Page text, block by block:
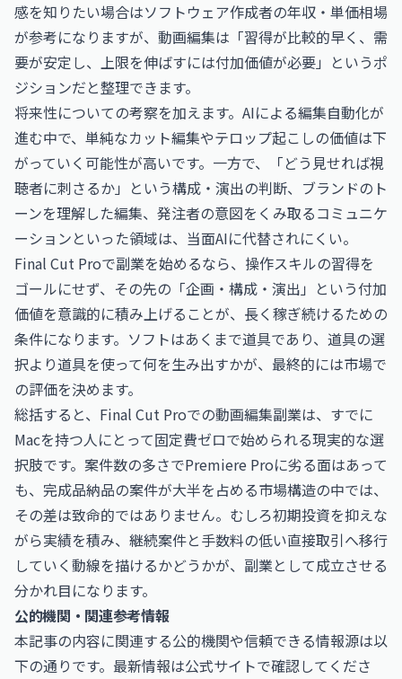
感を知りたい場合はソフトウェア作成者の年収・単価相場
が参考になりますが、動画編集は「習得が比較的早く、需
要が安定し、上限を伸ばすには付加価値が必要」というポ
ジションだと整理できます。
将来性についての考察を加えます。AIによる編集自動化が
進む中で、単純なカット編集やテロップ起こしの価値は下
がっていく可能性が高いです。一方で、「どう見せれば視
聴者に刺さるか」という構成・演出の判断、ブランドのト
ーンを理解した編集、発注者の意図をくみ取るコミュニケ
ーションといった領域は、当面AIに代替されにくい。
Final Cut Proで副業を始めるなら、操作スキルの習得を
ゴールにせず、その先の「企画・構成・演出」という付加
価値を意識的に積み上げることが、長く稼ぎ続けるための
条件になります。ソフトはあくまで道具であり、道具の選
択より道具を使って何を生み出すかが、最終的には市場で
の評価を決めます。
総括すると、Final Cut Proでの動画編集副業は、すでに
Macを持つ人にとって固定費ゼロで始められる現実的な選
択肢です。案件数の多さでPremiere Proに劣る面はあって
も、完成品納品の案件が大半を占める市場構造の中では、
その差は致命的ではありません。むしろ初期投資を抑えな
がら実績を積み、継続案件と手数料の低い直接取引へ移行
していく動線を描けるかどうかが、副業として成立させる
分かれ目になります。
公的機関・関連参考情報
本記事の内容に関連する公的機関や信頼できる情報源は以
下の通りです。最新情報は公式サイトで確認してくださ